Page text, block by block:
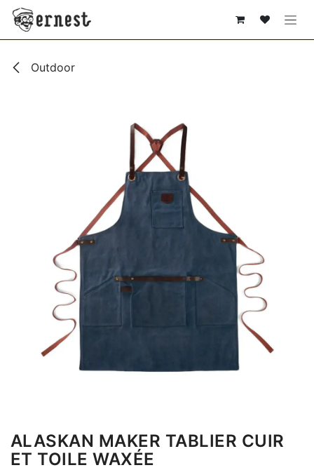
SE RENDRE AU CONTENU
Outdoor
ALASKAN MAKER TABLIER CUIR
ET TOILE WAXÉE